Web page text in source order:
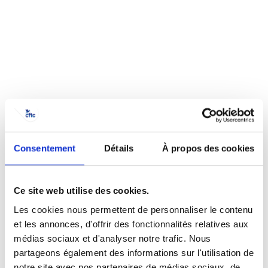
Consentement Détails À propos des cookies
Ce site web utilise des cookies.
Les cookies nous permettent de personnaliser le contenu
et les annonces, d'offrir des fonctionnalités relatives aux
médias sociaux et d'analyser notre trafic. Nous
partageons également des informations sur l'utilisation de
Désolé
Ce contenu est réservé aux
adhérents.
SE CONNECTER ADHÉRER